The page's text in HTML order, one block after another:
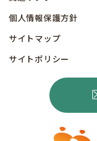
個人情報保護方針
サイトマップ
サイトポリシー